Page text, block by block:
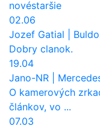
novéstaršie
02.06
Jozef Gatial
Dobry clanok.
19.04
Jano-NR
Mercedes-Benz
O kamerových
článkov, vo ...
07.03